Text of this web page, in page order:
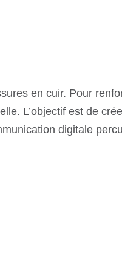
en cuir. Pour
L’objectif est de
digitale